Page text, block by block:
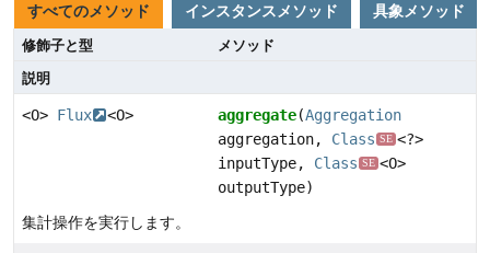
すべてのメソッド インスタンスメソッド 具象メソッド
修飾子と型
メソッド
説明
<O> Flux <O> aggregate(Aggregation
aggregation, Class SE <?>
inputType, Class SE <O>
outputType)
集計操作を実行します。